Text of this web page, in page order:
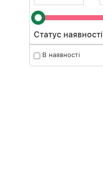
Статус наявності
В наявності